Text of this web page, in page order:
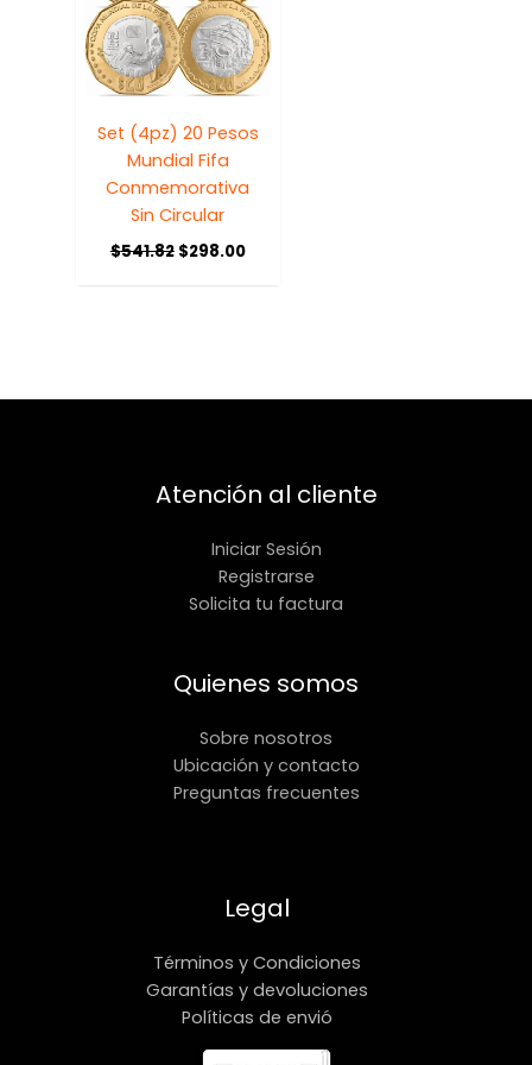
Set (4pz) 20 Pesos
Mundial Fifa
Conmemorativa
Sin Circular
$541.82 $298.00
Atención al cliente
Iniciar Sesión
Registrarse
Solicita tu factura
Quienes somos
Sobre nosotros
Ubicación y contacto
Preguntas frecuentes
Legal
Términos y Condiciones
Garantías y devoluciones
Políticas de envió